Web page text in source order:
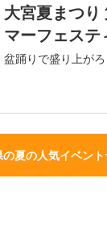
大宮夏まつり
マーフェス
盆踊りで盛り上がろ
の夏の人気イベン